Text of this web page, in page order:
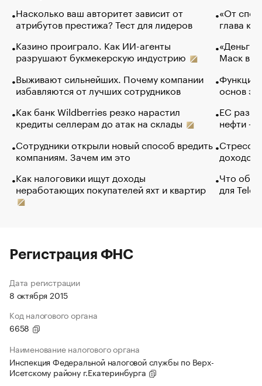
Насколько ваш авторитет зависит от
атрибутов престижа? Тест для лидеров
Казино проиграло. Как ИИ-агенты
разрушают букмекерскую индустрию
Выживают сильнейших. Почему компании
избавляются от лучших сотрудников
Как банк Wildberries резко нарастил
кредиты селлерам до атак на склады
Сотрудники открыли новый способ вредить
компаниям. Зачем им это
Как налоговики ищут доходы
неработающих покупателей яхт и квартир
«От
глава
«Деньги
Маск в
Функции
основ
ЕС
нефти —
Стресс
доходов
Что
для
Регистрация ФНС
Дата регистрации
8 октября 2015
Код налогового органа
6658
Наименование налогового органа
Инспекция Федеральной налоговой службы по Верх-
Исетскому району г.Екатеринбурга